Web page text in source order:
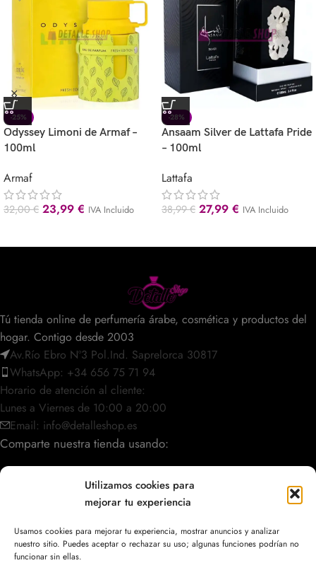
Utilizamos cookies para
mejorar tu experiencia
Usamos cookies para mejorar tu experiencia, mostrar anuncios y analizar
nuestro sitio. Puedes aceptar o rechazar su uso; algunas funciones podrían no
funcionar sin ellas.
-25%
Odyssey Limoni de Armaf –
100ml
Armaf
32,00€ 23,99 € IVA Incluido
-28%
Ansaam Silver de Lattafa Pride
– 100ml
Lattafa
38,99€ 27,99 € IVA Incluido
Tú tienda online de perfumería árabe, cosmética y productos del
hogar. Contigo desde 2003
Av.Río Ebro Nº3 Pol.Ind. Saprelorca 30817
WhatsApp: +34 656 75 71 94
Horario de atención al cliente:
Lunes a Viernes de 10:00 a 20:00
Email: info@detalleshop.es
Comparte nuestra tienda usando:
POLÍTICAS / INFORMACIÓN
ACCESO RÁPIDO